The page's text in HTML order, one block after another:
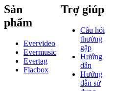
Sản
phẩm
Evervideo
Evermusic
Evertag
Flacbox
Trợ giúp
Câu hỏi
thường
gặp
Hướng
dẫn
Hướng
dẫn sử